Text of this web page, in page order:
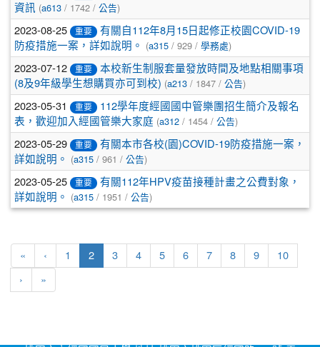
資訊 (a613 / 1742 / 公告)
2023-08-25 重要
有關自112年8月15日起修正校園COVID-19
防疫措施一案，詳如說明。
(a315 / 929 / 學務處)
2023-07-12 重要
本校新生制服套量發放時間及地點相關事項
(8及9年級學生想購買亦可到校) (a213 / 1847 / 公告)
2023-05-31 重要
112學年度經國國中管樂團招生簡介及報名
表，歡迎加入經國管樂大家庭 (a312 / 1454 / 公告)
2023-05-29 重要
有關本市各校(園)COVID-19防疫措施一案，
詳如說明。
(a315 / 961 / 公告)
2023-05-25 重要
有關112年HPV疫苗接種計畫之公費對象，
詳如說明。
(a315 / 1951 / 公告)
« ‹ 1 2(current)
3 4 5 6 7 8 9 10
› »